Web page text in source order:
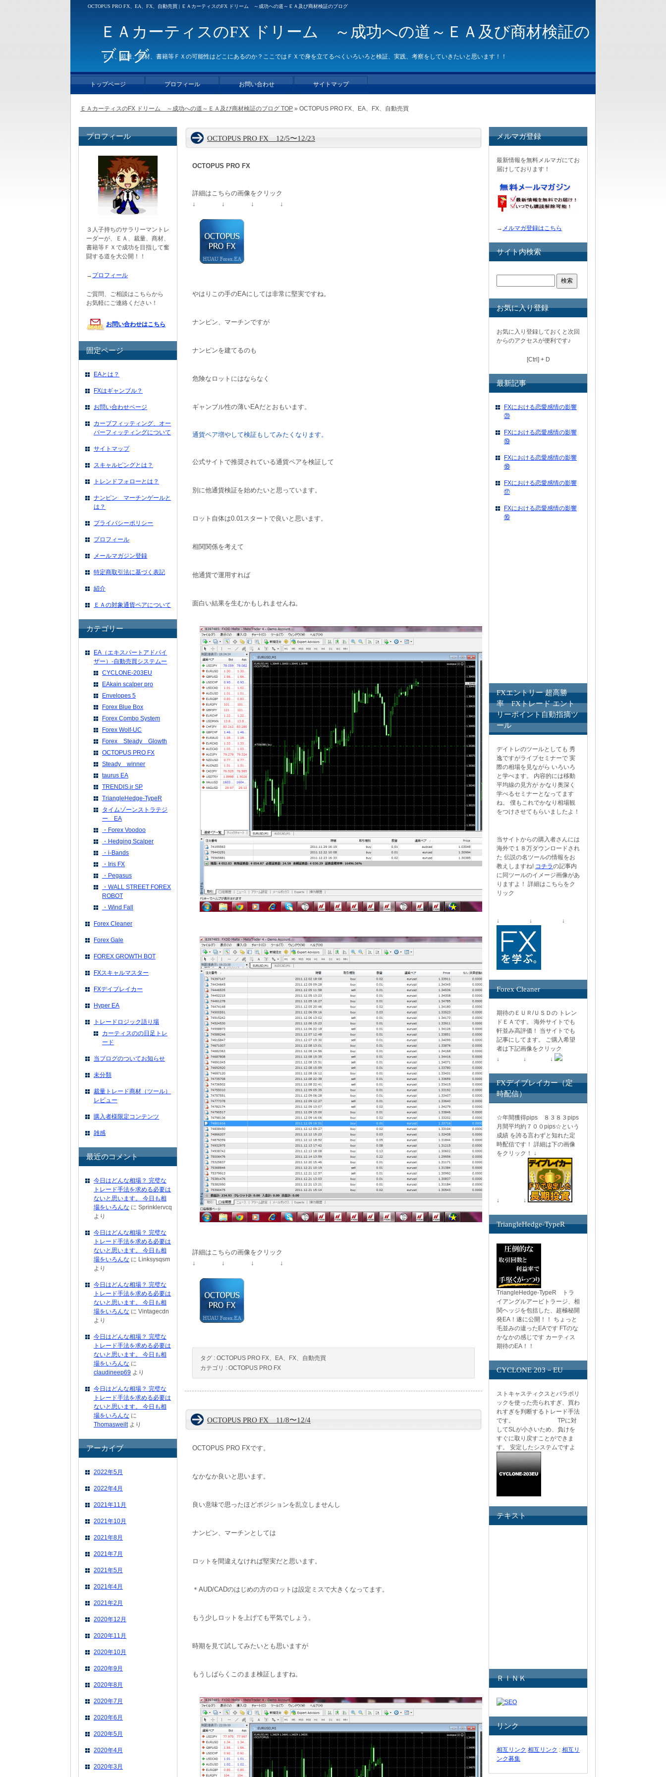
OCTOPUS PRO FX、EA、FX、自動売買 | ＥＡカーティスのFX ドリーム ～成功への道～ＥＡ及び商材検証のブログ
OCTOPUS PRO FX 12/5〜12/23
OCTOPUS PRO FX
詳細はこちらの画像をクリック
↓ ↓ ↓ ↓
やはりこの手のEAにしては非常に堅実ですね。
ナンピン、マーチンですが
ナンピンを建てるのも
危険なロットにはならなく
ギャンブル性の薄いEAだとおもいます。
通貨ペア増やして検証もしてみたくなります。
公式サイトで推奨されている通貨ペアを検証して
別に他通貨検証を始めたいと思っています。
ロット自体は0.01スタートで良いと思います。
相関関係を考えて
他通貨で運用すれば
面白い結果を生むかもしれませんね。
詳細はこちらの画像をクリック
↓ ↓ ↓ ↓
タグ : OCTOPUS PRO FX、EA、FX、自動売買
カテゴリ : OCTOPUS PRO FX
OCTOPUS PRO FX 11/8〜12/4
OCTOPUS PRO FXです。
なかなか良いと思います。
良い意味で思ったほどポジションを乱立しませんし
ナンピン、マーチンとしては
ロットを間違えなければ堅実だと思います。
＊AUD/CADのはじめの方のロットは設定ミスで大きくなってます。
もう少しロットを上げても平気でしょう。
時期を見て試してみたいとも思いますが
もうしばらくこのまま検証しますね。
プロフィール
３人子持ちのサラリーマントレ
ーダーが、ＥＡ、裁量、商材、
書籍等ＦＸで成功を目指して奮
闘する道を大公開！！
→ プロフィール
ご質問、ご相談はこちらから
お気軽にご連絡ください！
お問い合わせはこちら
固定ページ
EAとは？
FXはギャンブル？
お問い合わせページ
カーブフィッティング、オー
バーフィッティングについて
サイトマップ
スキャルピングとは？
トレンドフォローとは？
ナンピン マーチンゲールと
は？
プライバシーポリシー
プロフィール
メールマガジン登録
特定商取引法に基づく表記
紹介
ＥＡの対象通貨ペアについて
カテゴリー
EA（エキスパートアドバイ
ザー）-自動売買システムー
CYCLONE-203EU
EAkain scalper pro
Envelopes 5
Forex Blue Box
Forex Combo System
Forex Wolf-UC
Forex Steady Glowth
OCTOPUS PRO FX
Steady winner
taurus EA
TRENDIS.jr SP
TriangleHedge-TypeR
タイムゾーンストラテジ
ー EA
・Forex Voodoo
・Hedging Scalper
・i-Bands
・Iris FX
・Pegasus
・WALL STREET FOREX
ROBOT
・Wind Fall
Forex Cleaner
Forex Gale
FOREX GROWTH BOT
FXスキャルマスター
FXデイブレイカー
Hyper EA
トレードロジック語り場
カーティスのの日足トレ
ード
当ブログのついてお知らせ
未分類
裁量トレード商材（ツール）
レビュー
購入者様限定コンテンツ
雑感
最近のコメント
今日はどんな相場？ 完璧な
トレード手法を求める必要は
ないと思います。 今日も相
場をいろんな に Sprinklervcq
より
今日はどんな相場？ 完璧な
トレード手法を求める必要は
ないと思います。 今日も相
場をいろんな に Linksysqsm
より
今日はどんな相場？ 完璧な
トレード手法を求める必要は
ないと思います。 今日も相
場をいろんな に Vintagecdn
より
今日はどんな相場？ 完璧な
トレード手法を求める必要は
ないと思います。 今日も相
場をいろんな に
claudineep69 より
今日はどんな相場？ 完璧な
トレード手法を求める必要は
ないと思います。 今日も相
場をいろんな に
Thomasweiltより
アーカイブ
2022年5月
2022年4月
2021年11月
2021年10月
2021年8月
2021年7月
2021年5月
2021年4月
2021年2月
2020年12月
2020年11月
2020年10月
2020年9月
2020年8月
2020年7月
2020年6月
2020年5月
2020年4月
2020年3月
メルマガ登録
最新情報を無料メルマガにてお
届けしております！
→ メルマガ登録はこちら
サイト内検索
お気に入り登録
お気に入り登録しておくと次回
からのアクセスが便利です♪
[Ctrl] + D
最新記事
FXにおける恋愛感情の影響
⑳
FXにおける恋愛感情の影響
⑲
FXにおける恋愛感情の影響
⑱
FXにおける恋愛感情の影響
⑰
FXにおける恋愛感情の影響
⑯
FXエントリー 超高勝
率 FXトレード エント
リーポイント自動指摘ツ
ール
デイトレのツールとしても 秀
逸ですがライブセミナーで 実
際の相場を見ながら いろいろ
と学べます。 内容的には移動
平均線の見方が かなり奥深く
学べるセミナーとなってます
ね。 僕もこれでかなり相場観
をつけさせてもらいましたよ！
当サイトからの購入者さんには
海外で１８万ダウンロードされ
た 伝説の名ツールの情報をお
教えしますね! コチラの記事内
に同ツールのイメージ画像があ
りますよ！ 詳細はこちらをク
リック
↓ ↓ ↓
Forex Cleaner
期待のＥＵＲ/ＵＳＤの トレン
ドＥＡです。 海外サイトでも
軒並み高評価！ 当サイトでも
記事にしてます。 ご購入希望
者は下記画像をクリック
↓ ↓ ↓
FXデイブレイカー（定
時配信）
☆年間獲得pips ８３８３pips
月間平均約７００pips☆という
成績 を誇る言わずと知れた定
時配信です！ 詳細は下の画像
をクリック！ ↓
↓ ↓
TriangleHedge-TypeR
TriangleHedge-TypeR トラ
イアングルアービトラージ、相
関ヘッジを包括した、超極秘開
発EA！遂に公開！！ ちょっと
毛並みの違ったEAです FTのな
かなかの感じです カーティス
期待のEA！！
CYCLONE 203－EU
ストキャスティクスとパラボリ
ックを使った売られすぎ、買わ
れすぎを判断するトレード手法
です。 TPに対
してSLが小さいため、負けを
すぐに取り戻すことができま
す。 安定したシステムですよ
テキスト
ＲＩＮＫ
リンク
相互リンク 相互リンク : 相互リ
ンク募集
ＥＡカーティスのFX ドリーム ～成功への道～ＥＡ及び商材検証のブログ TOP » OCTOPUS PRO FX、EA、FX、自動売買
ＥＡカーティスのFX ドリーム ～成功への道～ＥＡ及び商材検証の
ブログ
ＥＡ、裁量、商材、書籍等ＦＸの可能性はどこにあるのか？ここではＦＸで身を立てるべくいろいろと検証、実践、考察をしていきたいと思います！！
トップページ プロフィール お問い合わせ サイトマップ